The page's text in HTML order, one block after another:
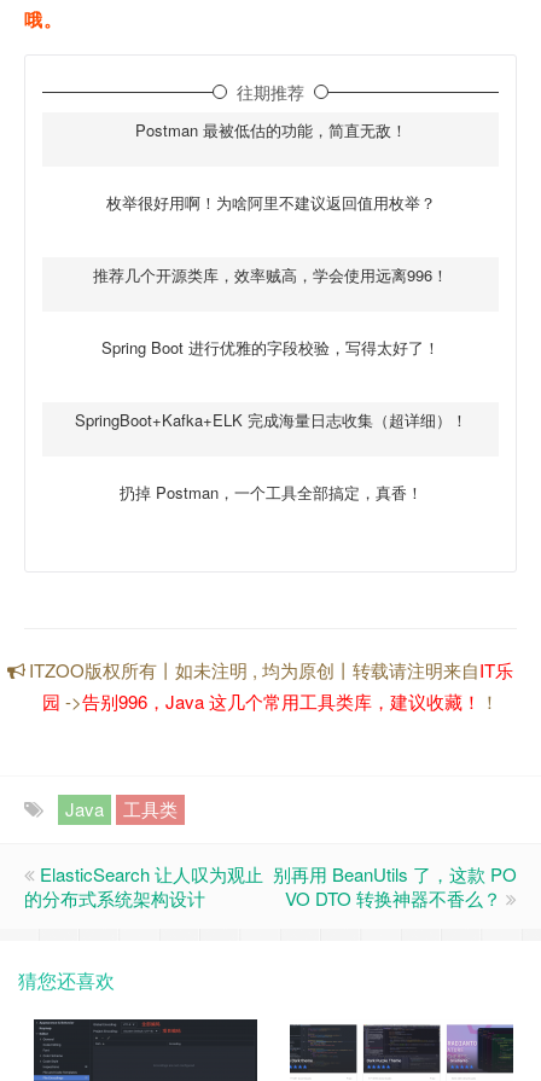
哦。
往期推荐
Postman 最被低估的功能，简直无敌！
枚举很好用啊！为啥阿里不建议返回值用枚举？
推荐几个开源类库，效率贼高，学会使用远离996！
Spring Boot 进行优雅的字段校验，写得太好了！
SpringBoot+Kafka+ELK 完成海量日志收集（超详细）！
扔掉 Postman，一个工具全部搞定，真香！
ITZOO版权所有丨如未注明 , 均为原创丨转载请注明来自IT乐
园 ->告别996，Java 这几个常用工具类库，建议收藏！ ！
Java 工具类
ElasticSearch 让人叹为观止
的分布式系统架构设计
别再用 BeanUtils 了，这款 PO
VO DTO 转换神器不香么？
猜您还喜欢